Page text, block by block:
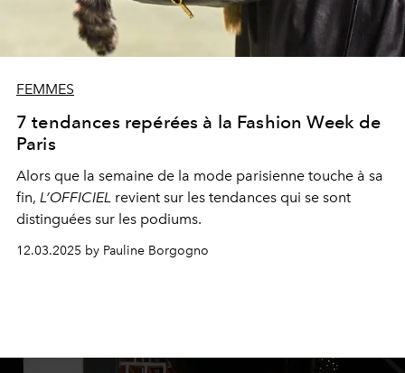
FEMMES
7 tendances repérées à la Fashion Week de
Paris
Alors que la semaine de la mode parisienne touche à sa
fin, L’OFFICIEL revient sur les tendances qui se sont
distinguées sur les podiums.
12.03.2025 by Pauline Borgogno